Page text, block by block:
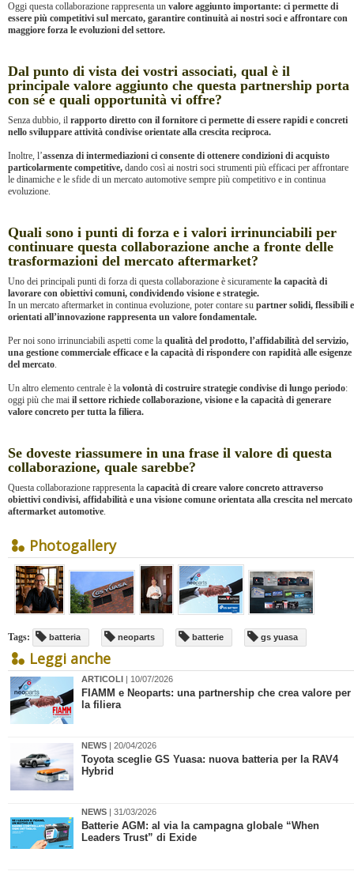
Oggi questa collaborazione rappresenta un valore aggiunto importante: ci permette di
essere più competitivi sul mercato, garantire continuità ai nostri soci e affrontare con
maggiore forza le evoluzioni del settore.
Dal punto di vista dei vostri associati, qual è il
principale valore aggiunto che questa partnership porta
con sé e quali opportunità vi offre?
Senza dubbio, il rapporto diretto con il fornitore ci permette di essere rapidi e concreti
nello sviluppare attività condivise orientate alla crescita reciproca.
Inoltre, l’assenza di intermediazioni ci consente di ottenere condizioni di acquisto
particolarmente competitive, dando così ai nostri soci strumenti più efficaci per affrontare
le dinamiche e le sfide di un mercato automotive sempre più competitivo e in continua
evoluzione.
Quali sono i punti di forza e i valori irrinunciabili per
continuare questa collaborazione anche a fronte delle
trasformazioni del mercato aftermarket?
Uno dei principali punti di forza di questa collaborazione è sicuramente la capacità di
lavorare con obiettivi comuni, condividendo visione e strategie.
In un mercato aftermarket in continua evoluzione, poter contare su partner solidi, flessibili e
orientati all’innovazione rappresenta un valore fondamentale.
Per noi sono irrinunciabili aspetti come la qualità del prodotto, l’affidabilità del servizio,
una gestione commerciale efficace e la capacità di rispondere con rapidità alle esigenze
del mercato.
Un altro elemento centrale è la volontà di costruire strategie condivise di lungo periodo:
oggi più che mai il settore richiede collaborazione, visione e la capacità di generare
valore concreto per tutta la filiera.
Se doveste riassumere in una frase il valore di questa
collaborazione, quale sarebbe?
Questa collaborazione rappresenta la capacità di creare valore concreto attraverso
obiettivi condivisi, affidabilità e una visione comune orientata alla crescita nel mercato
aftermarket automotive.
Photogallery
Tags: batteria neoparts batterie gs yuasa
Leggi anche
ARTICOLI | 10/07/2026
​FIAMM e Neoparts: una partnership che crea valore per
la filiera
NEWS | 20/04/2026
​Toyota sceglie GS Yuasa: nuova batteria per la RAV4
Hybrid
NEWS | 31/03/2026
​Batterie AGM: al via la campagna globale “When
Leaders Trust” di Exide